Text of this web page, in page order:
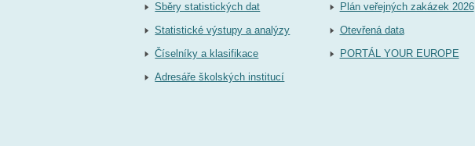
Sběry statistických dat
Statistické výstupy a analýzy
Číselníky a klasifikace
Adresáře školských institucí
Plán veřejných zakázek 2026
Otevřená data
PORTÁL YOUR EUROPE